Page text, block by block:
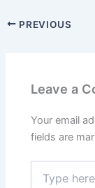
c
e
o
k
st
o
o
PREVIOUS
Leave a
Your email
fields are
here..